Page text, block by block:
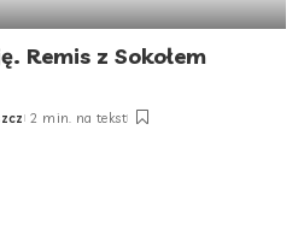
Remis z Sokołem
2 min. na tekst